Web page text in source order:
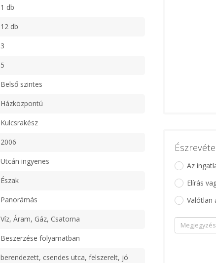
1 db
12 db
3
5
Belső szintes
Házközpontú
Kulcsrakész
2006
Utcán ingyenes
Észak
Panorámás
Víz, Áram, Gáz, Csatorna
Beszerzése folyamatban
berendezett, csendes utca, felszerelt, jó
Az
Elírás
Valótlan